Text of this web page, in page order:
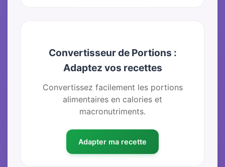
Convertisseur de Portions :
Adaptez vos recettes
Convertissez facilement les portions
alimentaires en calories et
macronutriments.
Adapter ma recette